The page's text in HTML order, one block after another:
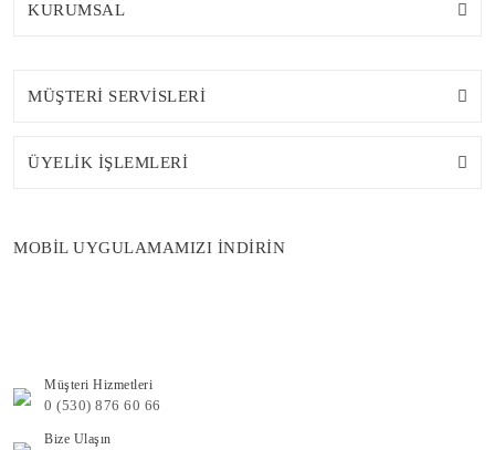
KURUMSAL
MÜŞTERİ SERVİSLERİ
ÜYELİK İŞLEMLERİ
MOBİL UYGULAMAMIZI İNDİRİN
Müşteri Hizmetleri
0 (530) 876 60 66
Bize Ulaşın